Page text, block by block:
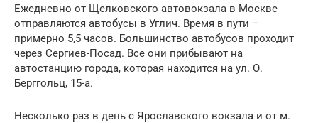
Ежедневно от Щелковского автовокзала в Москве
отправляются автобусы в Углич. Время в пути –
примерно 5,5 часов. Большинство автобусов проходит
через Сергиев-Посад. Все они прибывают на
автостанцию города, которая находится на ул. О.
Берггольц, 15-а.
Несколько раз в день с Ярославского вокзала и от м.